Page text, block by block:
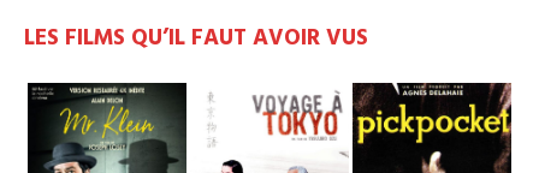
LES FILMS QU’IL FAUT AVOIR VUS